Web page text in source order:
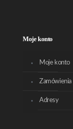
Moje konto
Moje konto
Zamówienia
Adresy